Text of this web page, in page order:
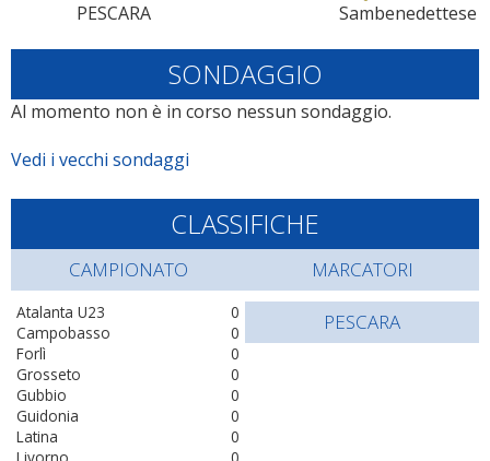
PESCARA Sambenedettese
SONDAGGIO
Al momento non è in corso nessun sondaggio.
Vedi i vecchi sondaggi
CLASSIFICHE
CAMPIONATO
0
Atalanta U23
0
Campobasso
0
Forlì
0
Grosseto
0
Gubbio
0
Guidonia
0
Latina
MARCATORI
PESCARA